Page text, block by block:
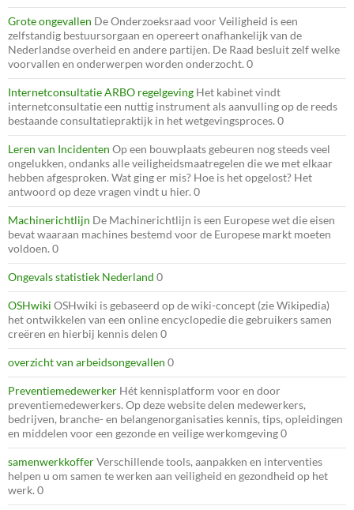
Grote ongevallen De Onderzoeksraad voor Veiligheid is een
zelfstandig bestuursorgaan en opereert onafhankelijk van de
Nederlandse overheid en andere partijen. De Raad besluit zelf welke
voorvallen en onderwerpen worden onderzocht. 0
Internetconsultatie ARBO regelgeving Het kabinet vindt
internetconsultatie een nuttig instrument als aanvulling op de reeds
bestaande consultatiepraktijk in het wetgevingsproces. 0
Leren van Incidenten Op een bouwplaats gebeuren nog steeds veel
ongelukken, ondanks alle veiligheidsmaatregelen die we met elkaar
hebben afgesproken. Wat ging er mis? Hoe is het opgelost? Het
antwoord op deze vragen vindt u hier. 0
Machinerichtlijn De Machinerichtlijn is een Europese wet die eisen
bevat waaraan machines bestemd voor de Europese markt moeten
voldoen. 0
Ongevals statistiek Nederland 0
OSHwiki OSHwiki is gebaseerd op de wiki-concept (zie Wikipedia)
het ontwikkelen van een online encyclopedie die gebruikers samen
creëren en hierbij kennis delen 0
overzicht van arbeidsongevallen 0
Preventiemedewerker Hét kennisplatform voor en door
preventiemedewerkers. Op deze website delen medewerkers,
bedrijven, branche- en belangenorganisaties kennis, tips, opleidingen
en middelen voor een gezonde en veilige werkomgeving 0
samenwerkkofferVerschillende tools, aanpakken en interventies
helpen u om samen te werken aan veiligheid en gezondheid op het
werk. 0